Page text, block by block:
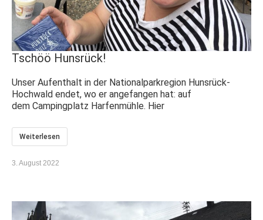
Tschöö Hunsrück!
3. August 2022
Unser Aufenthalt in der Nationalparkregion Hunsrück-
Hochwald endet, wo er angefangen hat: auf
dem Campingplatz Harfenmühle. Hier
Weiterlesen